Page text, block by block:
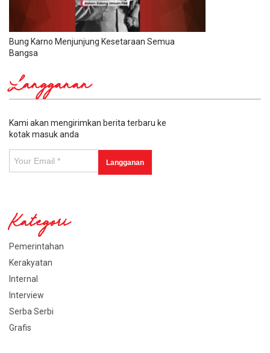
Bung Karno Menjunjung Kesetaraan Semua
Bangsa
Langganan
Kami akan mengirimkan berita terbaru ke
kotak masuk anda
Kategori
Pemerintahan
Kerakyatan
Internal
Interview
Serba Serbi
Grafis